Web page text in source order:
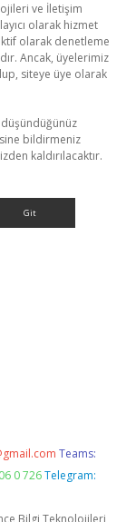
ve İletişim
olarak hizmet
olarak denetleme
Ancak, üyelerimiz
siteye üye olarak
bildirmeniz
kaldırılacaktır.
Teams:
0 726 Telegram:
Bilgi Teknolojileri